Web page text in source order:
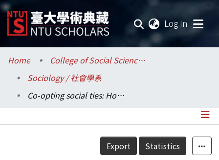
Log In
Communities & Collections
Research Outputs
Home
College of Social Sciences / 社會科學院
Sociology / 社會學系
Co-opting social ties: How the Taiwanese petrochemical industry neutralized environmental opposition
Details
Export Statistics